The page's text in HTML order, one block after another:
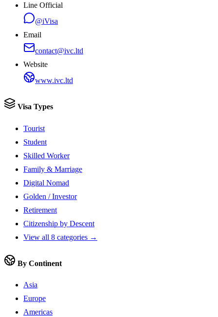
Line Official
@iVisa
Email
contact@ivc.ltd
Website
www.ivc.ltd
Visa Types
Tourist
Student
Skilled Worker
Family & Marriage
Digital Nomad
Golden / Investor
Retirement
Citizenship by Descent
View all 8 categories →
By Continent
Asia
Europe
Americas